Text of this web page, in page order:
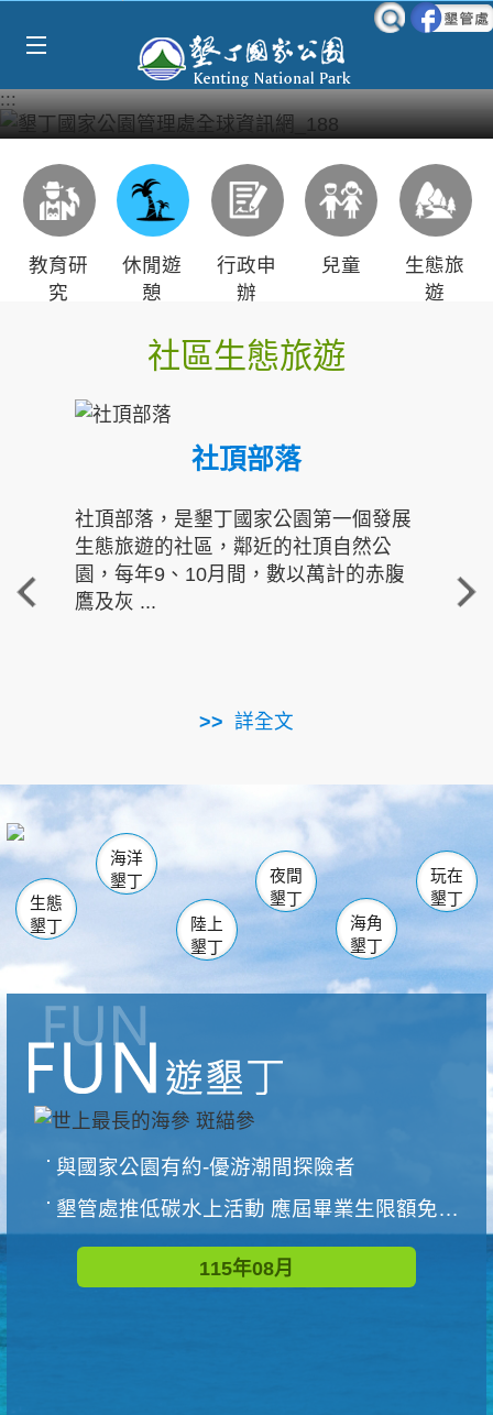
:::
教育研
究
休閒遊
憩
行政申
辦
兒童
生態旅
遊
社區生態旅遊
社頂部落
社頂部落，是墾丁國家公園第一個發展
生態旅遊的社區，鄰近的社頂自然公
園，每年9、10月間，數以萬計的赤腹
鷹及灰 ...
詳全文
重
走進
南仁湖
海生館
恆春 佳樂水
龍鑾潭自然中心 森林遊樂區
瓊麻館
關山 墾管處遊客中心
社頂公園 風吹沙
船帆石
白砂 龍磐公園
香蕉灣
砂島
鵝鑾鼻
生態
墾丁
海洋
墾丁
陸上
墾丁
夜間
墾丁
海角
墾丁
玩在
墾丁
與國家公園有約-優游潮間探險者
墾管處推低碳水上活動 應屆畢業生限額免費參加
115年08月